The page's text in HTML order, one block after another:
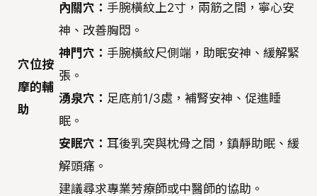
穴位按
摩的輔
助
內關穴： 手腕橫紋上2寸，兩筋之間，寧心安
神、改善胸悶。
神門穴： 手腕橫紋尺側端，助眠安神、緩解緊
張。
湧泉穴： 足底前1/3處，補腎安神、促進睡
眠。
安眠穴： 耳後乳突與枕骨之間，鎮靜助眠、緩
解頭痛。
建議尋求專業芳療師或中醫師的協助。